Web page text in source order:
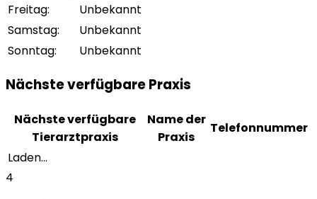
Freitag:
Unbekannt
Samstag:
Unbekannt
Sonntag: Unbekannt
Nächste verfügbare Praxis
Nächste verfügbare
Tierarztpraxis
Name der
Praxis
Telefonnummer
Laden...
4